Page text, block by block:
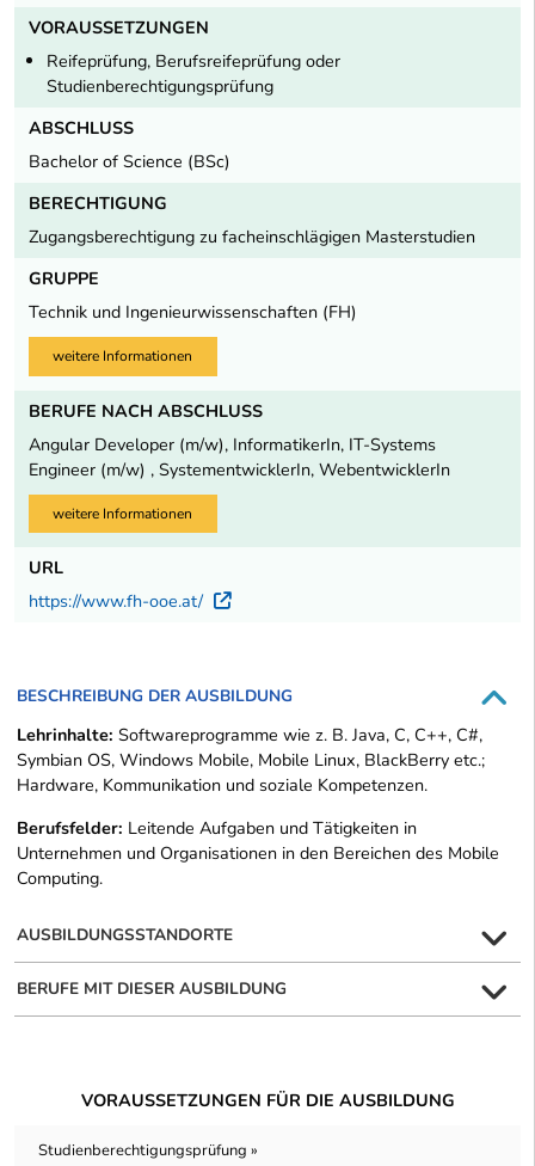
VORAUSSETZUNGEN
Reifeprüfung, Berufsreifeprüfung oder
Studienberechtigungsprüfung
ABSCHLUSS
Bachelor of Science (BSc)
BERECHTIGUNG
Zugangsberechtigung zu facheinschlägigen Masterstudien
GRUPPE
Technik und Ingenieurwissenschaften (FH)
weitere Informationen
BERUFE NACH ABSCHLUSS
Angular Developer (m/w), InformatikerIn, IT-Systems
Engineer (m/w) , SystementwicklerIn, WebentwicklerIn
weitere Informationen
URL
https://www.fh-ooe.at/
Externer Link
BESCHREIBUNG DER AUSBILDUNG
Lehrinhalte: Softwareprogramme wie z. B. Java, C, C++, C#,
Symbian OS, Windows Mobile, Mobile Linux, BlackBerry etc.;
Hardware, Kommunikation und soziale Kompetenzen.
Berufsfelder: Leitende Aufgaben und Tätigkeiten in
Unternehmen und Organisationen in den Bereichen des Mobile
Computing.
AUSBILDUNGSSTANDORTE
BERUFE MIT DIESER AUSBILDUNG
VORAUSSETZUNGEN FÜR DIE AUSBILDUNG
Studienberechtigungsprüfung »